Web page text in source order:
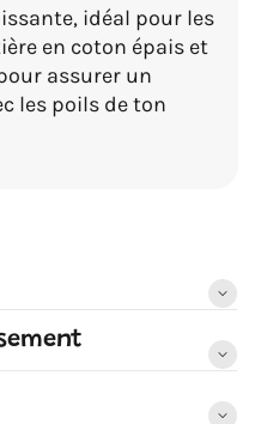
idéal pour les
en coton épais et
assurer un
les poils de ton